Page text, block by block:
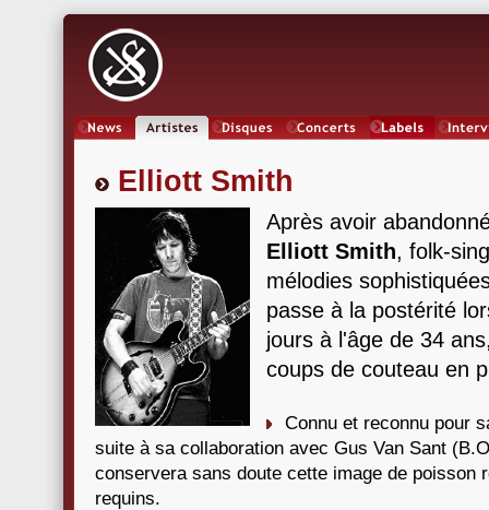
Elliott Smith
Après avoir
Elliott Smith, folk-
mélodies
passe à la postérité
jours à l'âge de 34
coups de couteau en
Connu et reconnu pour
suite à sa collaboration avec Gus Van Sant
conservera sans doute cette image de poisson
requins.